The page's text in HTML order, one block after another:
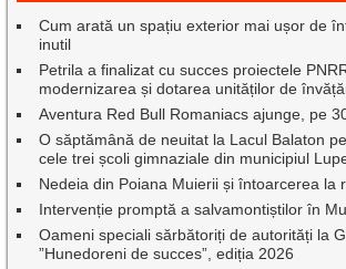
Cum arată un spațiu exterior mai ușor de
inutil
Petrila a finalizat cu succes proiectele
modernizarea și dotarea unităților de
Aventura Red Bull Romaniacs ajunge, pe
O săptămână de neuitat la Lacul Balaton
cele trei școli gimnaziale din municipiul
Nedeia din Poiana Muierii și întoarcerea la
Intervenție promptă a salvamontiștilor în
Oameni speciali sărbătoriți de autorități la
”Hunedoreni de succes”, ediția 2026